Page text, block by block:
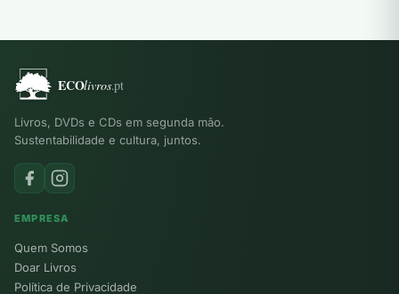
Livros, DVDs e CDs em segunda mão.
Sustentabilidade e cultura, juntos.
EMPRESA
Quem Somos
Doar Livros
Política de Privacidade